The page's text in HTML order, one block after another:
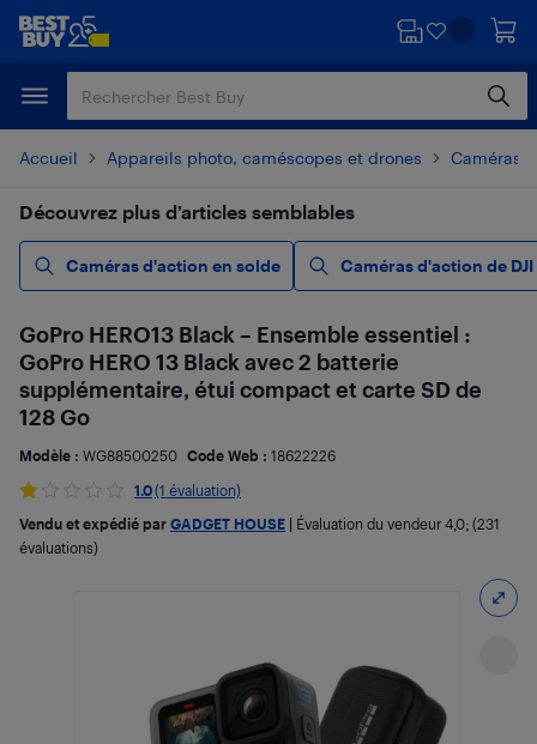
Passer
principal
Passer
Accueil Appareils photo, caméscopes et drones Caméras
Découvrez plus d’articles semblables
Caméras d'action en solde Caméras d'action de DJI
GoPro HERO13 Black – Ensemble essentiel :
GoPro HERO 13 Black avec 2 batterie
supplémentaire, étui compact et carte SD de
128 Go
Modèle : WG88500250 Code Web : 18622226
1.0(1 évaluation)
Vendu et expédié par GADGET HOUSE Évaluation du vendeur 4,0; (231
évaluations)